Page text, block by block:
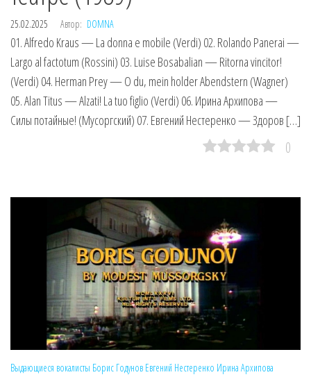
25.02.2025 Автор: DOMNA
01. Alfredo Kraus — La donna e mobile (Verdi) 02. Rolando Panerai —
Largo al factotum (Rossini) 03. Luise Bosabalian — Ritorna vincitor!
(Verdi) 04. Herman Prey — O du, mein holder Abendstern (Wagner)
05. Alan Titus — Alzati! La tuo figlio (Verdi) 06. Ирина Архипова —
Силы потайные! (Мусоргский) 07. Евгений Нестеренко — Здоров […]
0
Выдающиеся вокалисты Борис Годунов Евгений Нестеренко Ирина Архипова